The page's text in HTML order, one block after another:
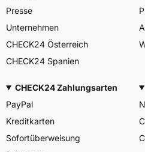
Presse
Unternehmen
CHECK24 Österreich
CHECK24 Spanien
CHECK24 Zahlungsarten
PayPal
Kreditkarten
Sofortüberweisung